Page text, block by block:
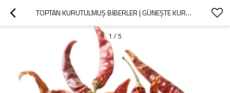
TOPTAN KURUTULMUŞ BIBERLER | GÜNEŞTE KURUTULMUŞ VE GDO'SUZ | GIDA İŞLEME, BAHARATLAMA | TOPLU SATIN ALMA
1 / 5